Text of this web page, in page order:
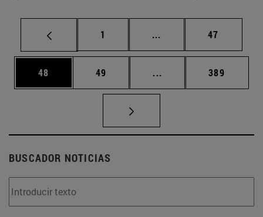
Página
1 ... Páginas intermedias
Página
47
Página
48 Página
49 ... Páginas intermedias
Página
389
BUSCADOR NOTICIAS